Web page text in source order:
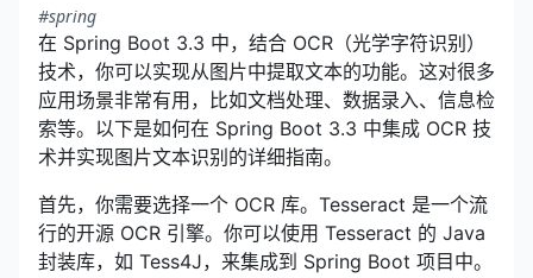
#spring
在 Spring Boot 3.3 中，结合 OCR（光学字符识别）
技术，你可以实现从图片中提取文本的功能。这对很多
应用场景非常有用，比如文档处理、数据录入、信息检
索等。以下是如何在 Spring Boot 3.3 中集成 OCR 技
术并实现图片文本识别的详细指南。
首先，你需要选择一个 OCR 库。Tesseract 是一个流
行的开源 OCR 引擎。你可以使用 Tesseract 的 Java
封装库，如 Tess4J，来集成到 Spring Boot 项目中。